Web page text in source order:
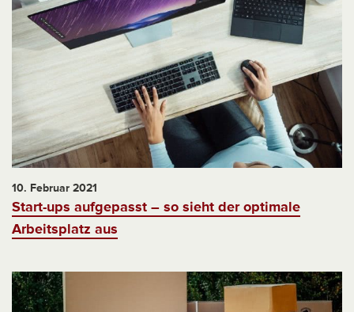
10. Februar 2021
Start-ups aufgepasst – so sieht der optimale
Arbeitsplatz aus